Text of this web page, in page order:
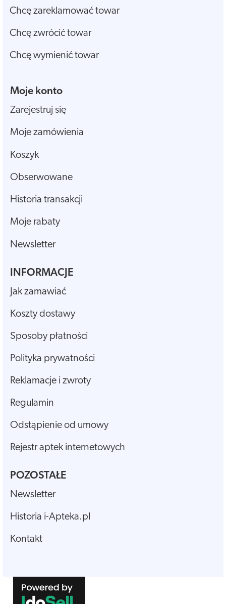
Chcę zareklamować towar
Chcę zwrócić towar
Chcę wymienić towar
Moje konto
Zarejestruj się
Moje zamówienia
Koszyk
Obserwowane
Historia transakcji
Moje rabaty
Newsletter
INFORMACJE
Jak zamawiać
Koszty dostawy
Sposoby płatności
Polityka prywatności
Reklamacje i zwroty
Regulamin
Odstąpienie od umowy
Rejestr aptek internetowych
POZOSTAŁE
Newsletter
Historia i-Apteka.pl
Kontakt